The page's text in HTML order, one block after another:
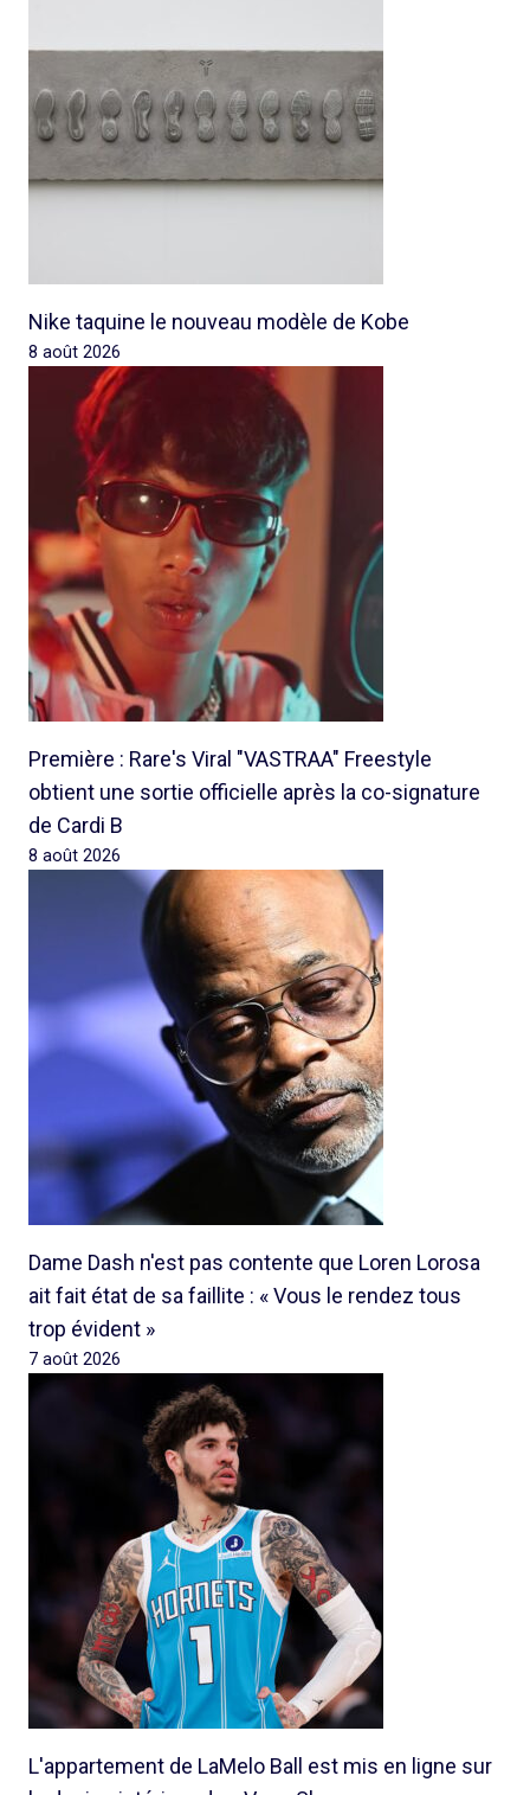
Nike taquine le nouveau modèle de Kobe
8 août 2026
Première : Rare's Viral "VASTRAA" Freestyle
obtient une sortie officielle après la co-signature
de Cardi B
8 août 2026
Dame Dash n'est pas contente que Loren Lorosa
ait fait état de sa faillite : « Vous le rendez tous
trop évident »
7 août 2026
L'appartement de LaMelo Ball est mis en ligne sur